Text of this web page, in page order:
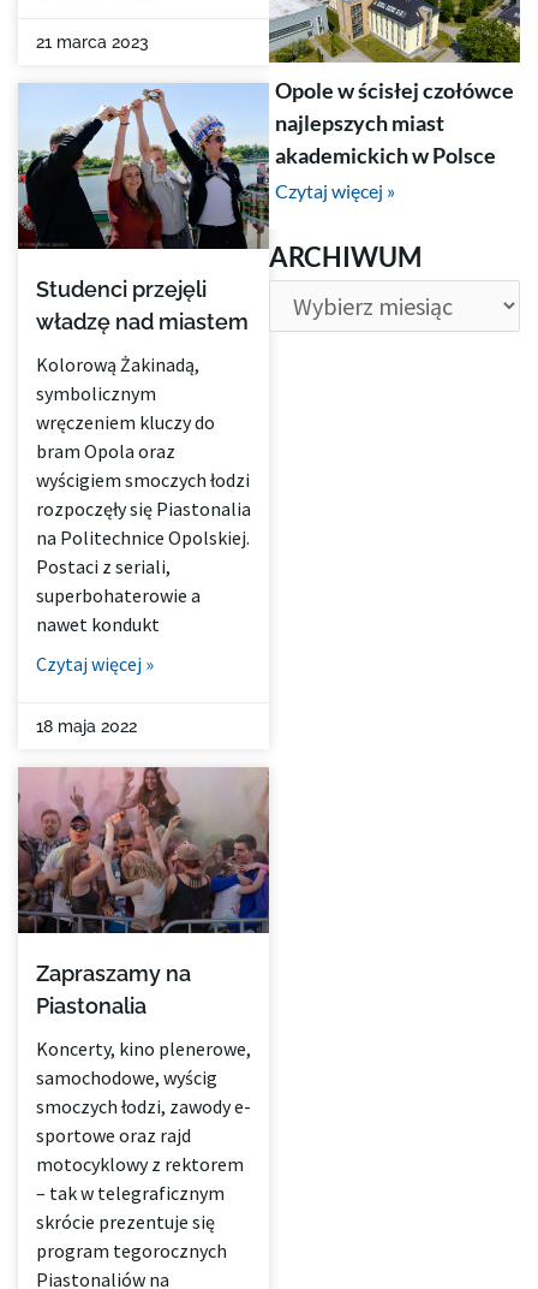
21 marca 2023
Studenci przejęli
władzę nad miastem
Kolorową Żakinadą,
symbolicznym
wręczeniem kluczy do
bram Opola oraz
wyścigiem smoczych łodzi
rozpoczęły się Piastonalia
na Politechnice Opolskiej.
Postaci z seriali,
superbohaterowie a
nawet kondukt
Czytaj więcej »
18 maja 2022
Zapraszamy na
Piastonalia
Koncerty, kino plenerowe,
samochodowe, wyścig
smoczych łodzi, zawody e-
sportowe oraz rajd
motocyklowy z rektorem
– tak w telegraficznym
skrócie prezentuje się
program tegorocznych
Piastonaliów na
Opole w ścisłej czołówce
najlepszych miast
akademickich w Polsce
Czytaj więcej »
ARCHIWUM
ARCHIWUM